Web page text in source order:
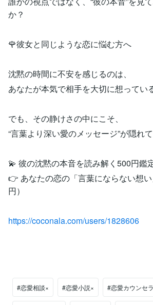
か？
🌹彼女と同じような恋に悩む方へ
沈黙の時間に不安を感じるのは、
あなたが本気で相手を大切に想ってい
でも、その静けさの中にこそ、
“言葉より深い愛のメッセージ”が隠れて
💫 彼の沈黙の本音を読み解く500円鑑
👉 あなたの恋の「言葉にならない想
円）
https://coconala.com/users/1828606
#恋愛相談× #恋愛小説× #恋愛カウンセ